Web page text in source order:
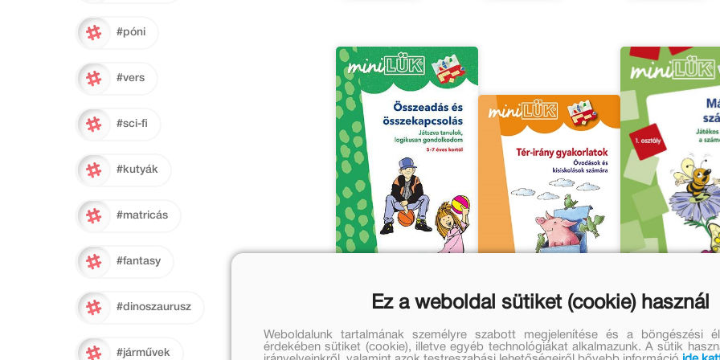
#póni
#vers
#sci-fi
#kutyák
#matricás
#fantasy
#dinoszaurusz
#járművek
Összeadás és
összekapcsolás –
Tér-irány
gyakorlatok –
Már tízig
– miniLÜK
Ez a weboldal sütiket (cookie) használ
Weboldalunk tartalmának személyre szabott megjelenítése és a böngészési
érdekében sütiket (cookie), illetve egyéb technológiákat alkalmazunk. A sütik